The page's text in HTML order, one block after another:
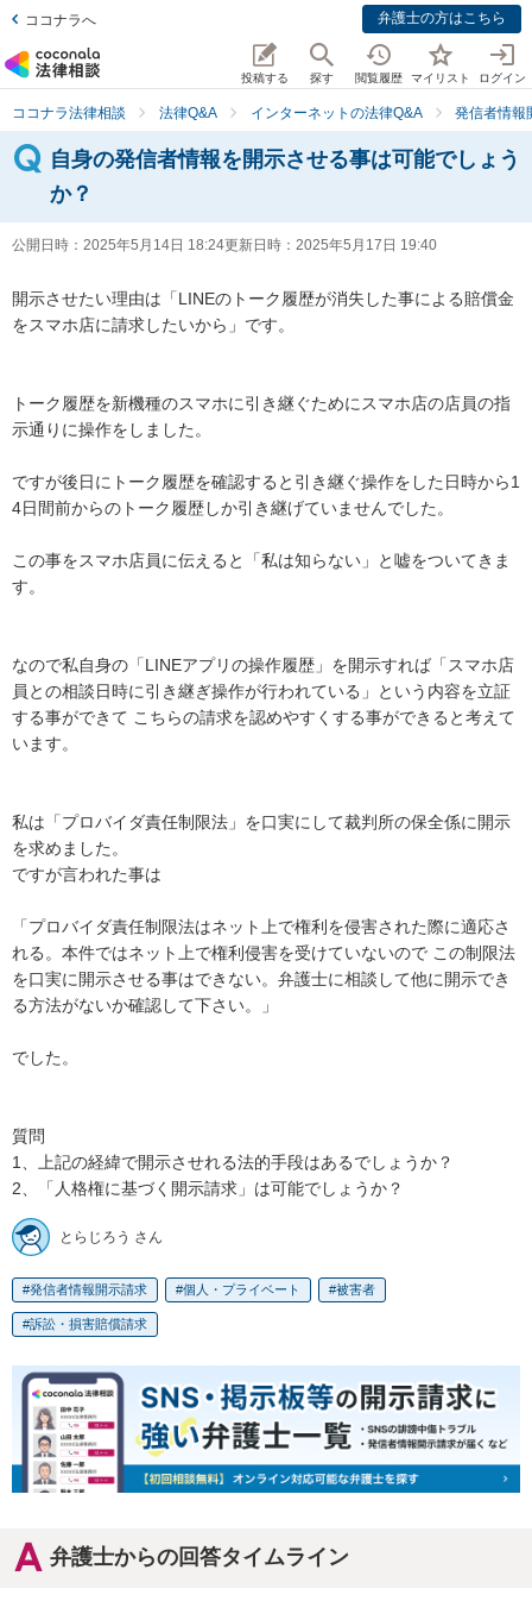
ココナラへ 弁護士の方はこちら
投稿する 探す 閲覧履歴 マイリスト ログイン
ココナラ法律相談 法律Q&A インターネットの法律Q&A 発信者情報
自身の発信者情報を開示させる事は可能でしょう
か？
公開日時： 2025年5月14日 18:24更新日時： 2025年5月17日 19:40
開示させたい理由は「LINEのトーク履歴が消失した事による賠償金
をスマホ店に請求したいから」です。
トーク履歴を新機種のスマホに引き継ぐためにスマホ店の店員の指
示通りに操作をしました。
ですが後日にトーク履歴を確認すると引き継ぐ操作をした日時から1
4日間前からのトーク履歴しか引き継げていませんでした。
この事をスマホ店員に伝えると「私は知らない」と嘘をついてきま
す。
なので私自身の「LINEアプリの操作履歴」を開示すれば「スマホ店
員との相談日時に引き継ぎ操作が行われている」という内容を立証
する事ができて こちらの請求を認めやすくする事ができると考えて
います。
私は「プロバイダ責任制限法」を口実にして裁判所の保全係に開示
を求めました。
ですが言われた事は
「プロバイダ責任制限法はネット上で権利を侵害された際に適応さ
れる。本件ではネット上で権利侵害を受けていないので この制限法
を口実に開示させる事はできない。弁護士に相談して他に開示でき
る方法がないか確認して下さい。」
でした。
質問
1、上記の経緯で開示させれる法的手段はあるでしょうか？
2、「人格権に基づく開示請求」は可能でしょうか？
とらじろう さん
発信者情報開示請求 個人・プライベート 被害者
訴訟・損害賠償請求
弁護士からの回答タイムライン